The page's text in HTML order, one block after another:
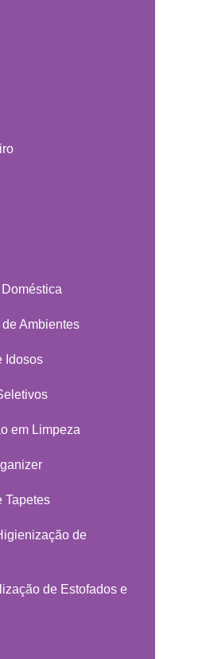
Ambientes
Idosos
em Limpeza
Tapetes
de
de Estofados e